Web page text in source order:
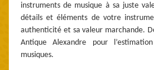
instruments de musique à sa juste
détails et éléments de votre
authenticité et sa valeur marchande.
Antique Alexandre pour
musiques.